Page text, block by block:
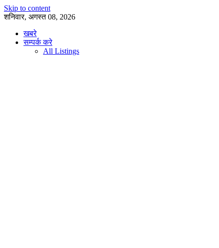
Skip to content
शनिवार, अगस्त 08, 2026
खबरे
सम्पर्क करे
All Listings